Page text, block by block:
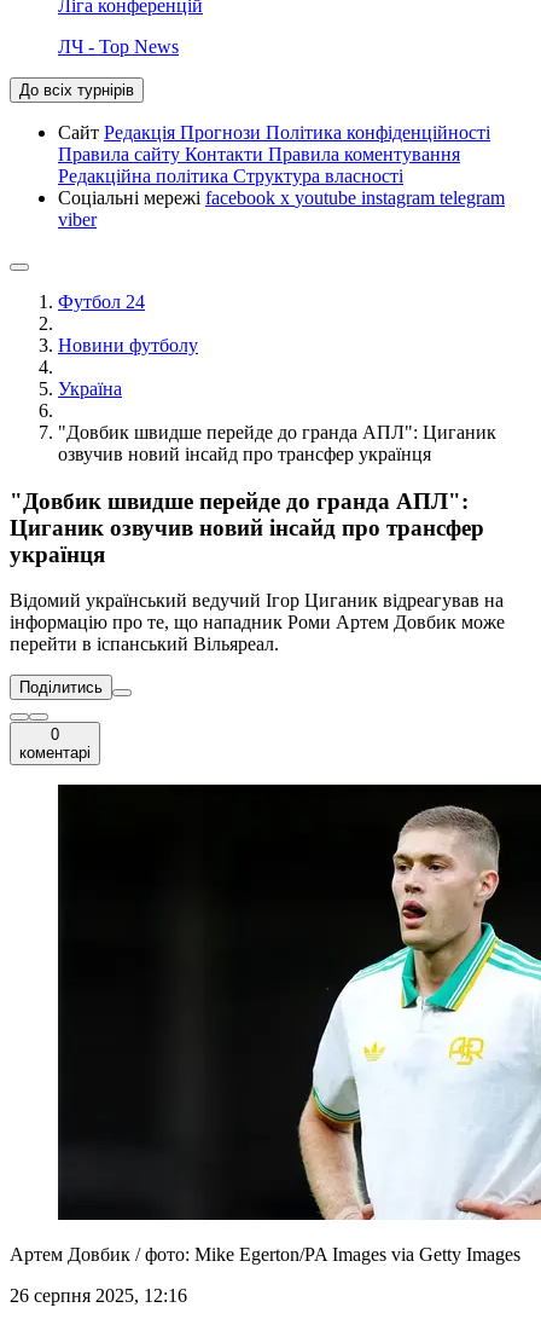
Ліга конференцій
ЛЧ - Top News
До всіх турнірів
Сайт Редакція Прогнози Політика конфіденційності
Правила сайту Контакти Правила коментування
Редакційна політика Структура власності
Соціальні мережі facebook x youtube instagram telegram
viber
Футбол 24
Новини футболу
Україна
"Довбик швидше перейде до гранда АПЛ": Циганик
озвучив новий інсайд про трансфер українця
"Довбик швидше перейде до гранда АПЛ":
Циганик озвучив новий інсайд про трансфер
українця
Відомий український ведучий Ігор Циганик відреагував на
інформацію про те, що нападник Роми Артем Довбик може
перейти в іспанський Вільяреал.
Поділитись
0
коментарі
Артем Довбик / фото: Mike Egerton/PA Images via Getty Images
26 серпня 2025, 12:16